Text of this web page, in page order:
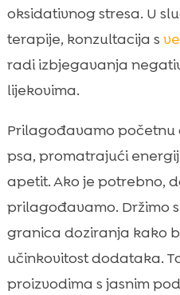
oksidativnog stresa. U
terapije, konzultacija s
radi izbjegavanja
lijekovima.
Prilagođavamo
psa, promatrajući
apetit. Ako je potrebno,
prilagođavamo. Držimo
granica doziranja kako
učinkovitost dodataka.
proizvodima s jasnim